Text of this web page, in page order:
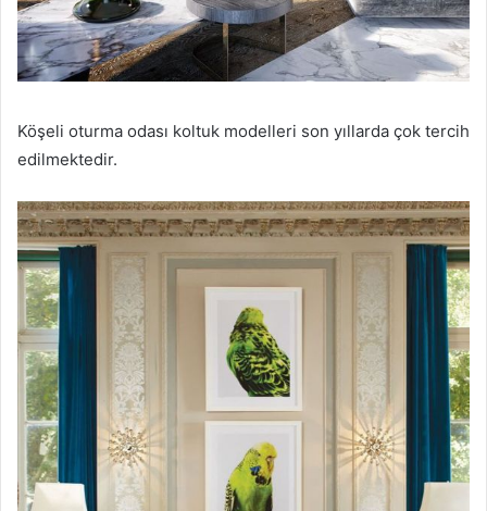
Köşeli oturma odası koltuk modelleri son yıllarda çok tercih
edilmektedir.